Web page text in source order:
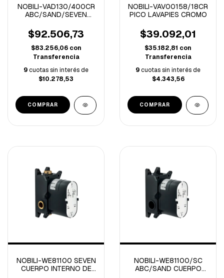
NOBILI-VAD130/400CR
ABC/SAND/SEVEN
CROMO 40 CM
$92.506,73
$83.256,06 con
Transferencia
9cuotas sin interés de
$10.278,53
NOBILI-VAV00158/18CR
PICO LAVAPIES CROMO
$39.092,01
$35.182,81 con
Transferencia
9cuotas sin interés de
$4.343,56
NOBILI-WE81100 SEVEN
CUERPO INTERNO DE
NOBILI-WE81100/SC
ABC/SAND CUERPO